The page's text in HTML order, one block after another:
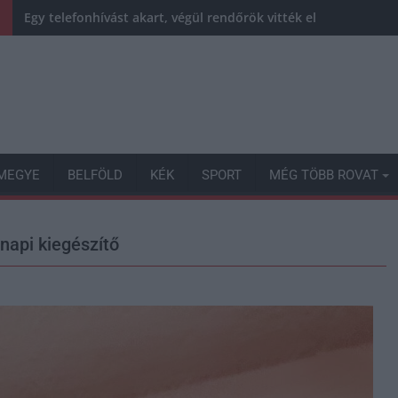
Egy telefonhívást akart, végül rendőrök vitték el a mezőtúri
BELFÖLD KÉK SPORT MÉG TÖBB ROVAT
kiegészítő